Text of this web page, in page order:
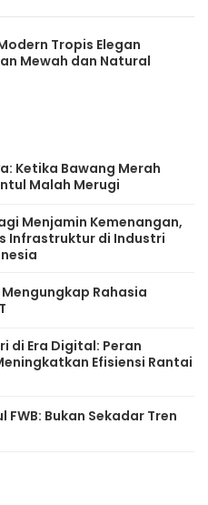
Tropis Elegan
Mewah dan Natural
Ketika Bawang Merah
Malah Merugi
Menjamin Kemenangan,
Infrastruktur di Industri
Mengungkap Rahasia
di Era Digital: Peran
Efisiensi Rantai
FWB: Bukan Sekadar Tren